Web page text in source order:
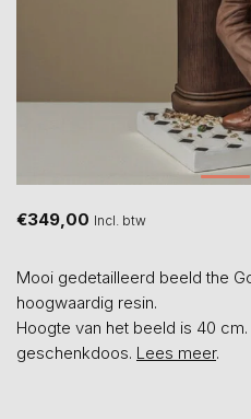
€349,00 Incl. btw
Mooi gedetailleerd beeld the
hoogwaardig resin.
Hoogte van het beeld is 40
geschenkdoos. Lees meer.